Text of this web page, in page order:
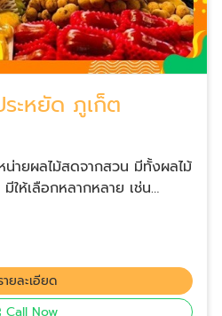
ะหยัด ภูเก็ต
ายผลไม้สดจากสวน มีทั้งผลไม้
ให้เลือกหลากหลาย เช่น
วมังกร มะม่วง ทุเรียน มังคุด
มีผลไม้ปอกตัดแต่งแบบสดๆ
เช้าผลไม้ก็ได้ ตลาดผล
ที่จอดรถกว้างขวาง เดินทาง
ม่ค้าน่ารัก พร้อมต้อนรับลูกค้า
ยละเอียด
Call Now